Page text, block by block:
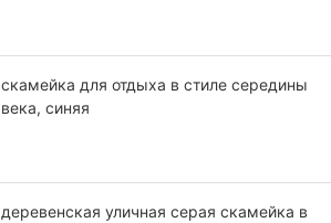
скамейка для отдыха в стиле середины
века, синяя
деревенская уличная серая скамейка в